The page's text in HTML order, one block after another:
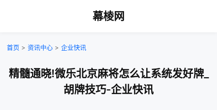
幕棱网
首页 > 资讯中心 > 企业快讯
精髓通晓!微乐北京麻将怎么让系统发好牌_
胡牌技巧-企业快讯